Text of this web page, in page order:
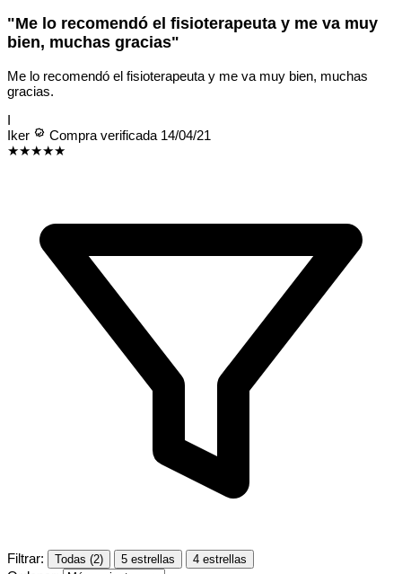
"Me lo recomendó el fisioterapeuta y me va muy
bien, muchas gracias"
Me lo recomendó el fisioterapeuta y me va muy bien, muchas
gracias.
I
Iker
Compra verificada 14/04/21
★★★★★
Filtrar: Todas (2) 5 estrellas 4 estrellas